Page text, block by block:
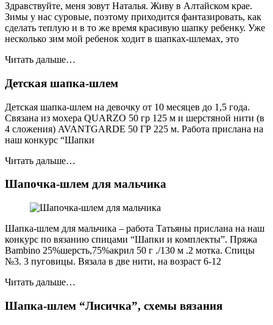
Здравствуйте, меня зовут Наталья. Живу в Алтайском крае.
Зимы у нас суровые, поэтому приходится фантазировать, как
сделать теплую и в то же время красивую шапку ребенку. Уже
несколько зим мой ребенок ходит в шапках-шлемах, это
Читать дальше…
Детская шапка-шлем
Детская шапка-шлем на девочку от 10 месяцев до 1,5 года.
Связана из мохера QUARZO 50 гр 125 м и шерстяной нити (в
4 сложения) AVANTGARDE 50 ГР 225 м. Работа прислана на
наш конкурс “Шапки
Читать дальше…
Шапочка-шлем для мальчика
Шапка-шлем для мальчика – работа Татьяны прислана на наш
конкурс по вязанию спицами “Шапки и комплекты”. Пряжа
Bambino 25%шерсть,75%акрил 50 г ./130 м .2 мотка. Спицы
№3. 3 пуговицы. Вязала в две нити, на возраст 6-12
Читать дальше…
Шапка-шлем “Лисичка”, схемы вязания